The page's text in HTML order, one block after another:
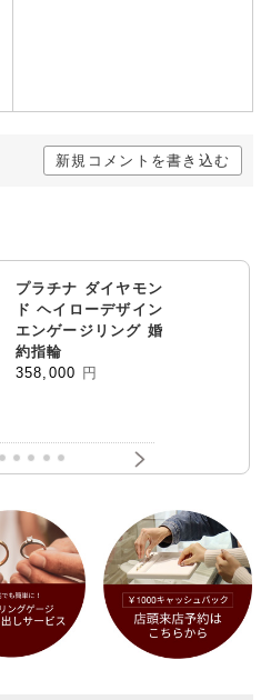
新規コメントを書き込む
プラチナ ダイヤモン
ド ヘイローデザイン
エンゲージリング 婚
約指輪
358,000 円